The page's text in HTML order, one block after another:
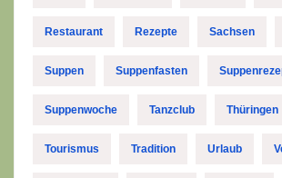
Restaurant Rezepte Sachsen
Suppen Suppenfasten
Suppenwoche Tanzclub Thüringen
Tourismus Tradition Urlaub